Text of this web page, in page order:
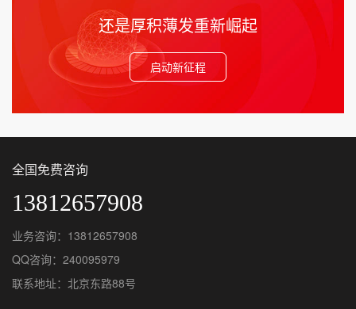
还是厚积薄发重新崛起
启动新征程
全国免费咨询
13812657908
业务咨询：13812657908
QQ咨询：240095979
联系地址：北京东路88号